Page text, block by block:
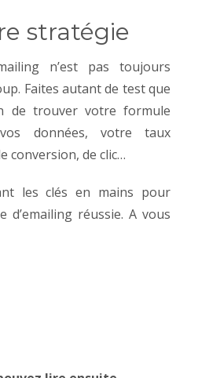
stratégie
n’est pas toujours
Faites autant de test que
de trouver votre formule
données, votre taux
conversion, de clic…
les clés en mains pour
d’emailing réussie. A vous